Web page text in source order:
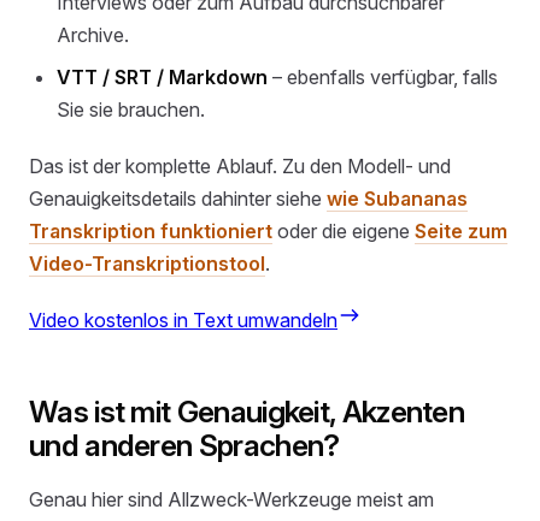
Archive.
VTT / SRT / Markdown – ebenfalls verfügbar, falls
Sie sie brauchen.
Das ist der komplette Ablauf. Zu den Modell- und
Genauigkeitsdetails dahinter siehe wie Subananas
Transkription funktioniert oder die eigene Seite zum
Video-Transkriptionstool.
Video kostenlos in Text umwandeln
Was ist mit Genauigkeit, Akzenten
und anderen Sprachen?
Genau hier sind Allzweck-Werkzeuge meist am